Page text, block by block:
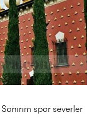
Sanırım spor severler